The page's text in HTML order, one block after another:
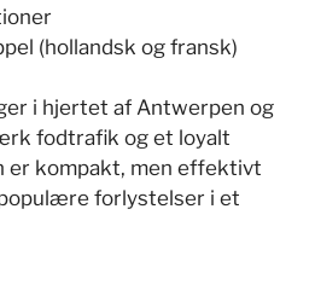
(hollandsk og fransk)
i hjertet af Antwerpen og
fodtrafik og et loyalt
er kompakt, men effektivt
forlystelser i et